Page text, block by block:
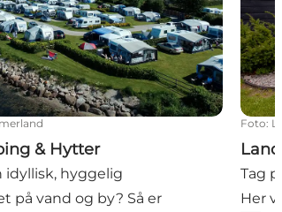
& Hytter
idyllisk, hyggelig
på vand og by? Så er
Foto:
Tag
Her